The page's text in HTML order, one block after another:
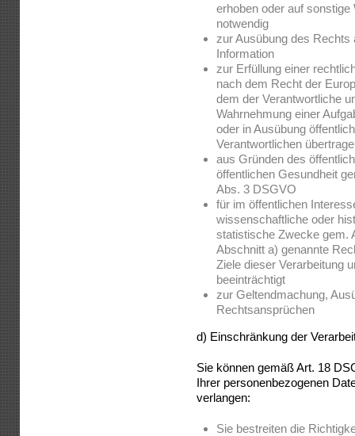
erhoben oder auf
notwendig
zur Ausübung des Rechts
Information
zur Erfüllung einer
nach dem Recht der
dem der Verantwortliche
Wahrnehmung einer
oder in Ausübung
Verantwortlichen
aus Gründen des
öffentlichen Gesundheit
Abs. 3 DSGVO
für im öffentlichen
wissenschaftliche oder
statistische Zwecke gem.
Abschnitt a) genannte
Ziele dieser Verarbeitung
beeinträchtigt
zur Geltendmachung,
Rechtsansprüchen
d) Einschränkung der
Sie können gemäß Art. 18
Ihrer personenbezogenen
verlangen:
Sie bestreiten die